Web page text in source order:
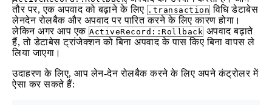
तौर पर, एक अपवाद को बढ़ाने के लिए .transaction विधि डेटाबेस
लेनदेन रोलबैक और अपवाद पर पारित करने के लिए कारण होगा।
लेकिन अगर आप एक ActiveRecord::Rollback अपवाद बढ़ाते
हैं, तो डेटाबेस ट्रांजेक्शन को बिना अपवाद के पास किए बिना वापस ले
लिया जाएगा।
उदाहरण के लिए, आप लेन-देन रोलबैक करने के लिए अपने कंट्रोलर में
ऐसा कर सकते हैं: